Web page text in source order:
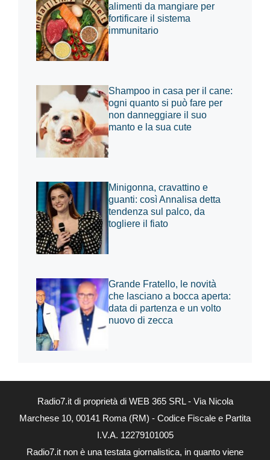
alimenti da mangiare per
fortificare il sistema
immunitario
Shampoo in casa per il cane:
ogni quanto si può fare per
non danneggiare il suo
manto e la sua cute
Minigonna, cravattino e
guanti: così Annalisa detta
tendenza sul palco, da
togliere il fiato
Grande Fratello, le novità
che lasciano a bocca aperta:
data di partenza e un volto
nuovo di zecca
Radio7.it di proprietà di WEB 365 SRL - Via Nicola
Marchese 10, 00141 Roma (RM) - Codice Fiscale e Partita
I.V.A. 12279101005
Radio7.it non è una testata giornalistica, in quanto viene